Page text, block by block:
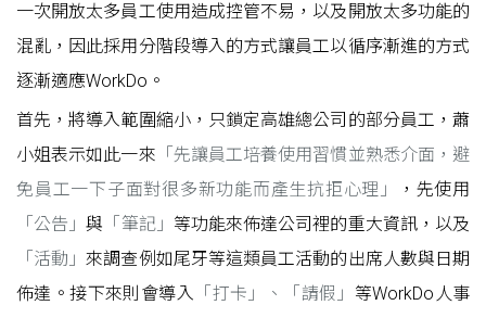
一次開放太多員工使用造成控管不易，以及開放太多功能的
混亂，因此採用分階段導入的方式讓員工以循序漸進的方式
逐漸適應WorkDo。
首先，將導入範圍縮小，只鎖定高雄總公司的部分員工，蕭
小姐表示如此一來 「先讓員工培養使用習慣並熟悉介面，避
免員工一下子面對很多新功能而產生抗拒心理」
，先使用
「公告」與 「筆記」 等功能來佈達公司裡的重大資訊，以及
「活動」來調查例如尾牙等這類員工活動的出席人數與日期
佈達。接下來則會導入 「打卡」、「請假」 等WorkDo人事